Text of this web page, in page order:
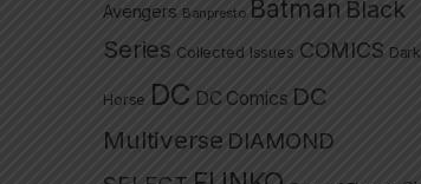
Avengers Banpresto Batman Black
Series Collected Issues COMICS Dark
Horse DC DC Comics DC
Multiverse DIAMOND